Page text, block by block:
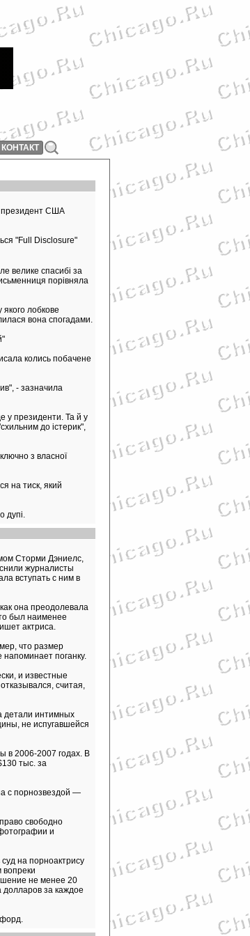
КОНТАКТ
президент США
"Full Disclosure"
велике спасибі за
порівняла
лобкове
вона спогадами.
колись побачене
- зазначила
у президенти. Та й у
до істерик",
з власної
на тиск, який
дупі.
Сторми Дэниелс,
журналисты
вступать с ним в
она преодолевала
был наименее
актриса.
что размер
поганку.
и известные
считая,
детали интимных
не испугавшейся
в 2006-2007 годах. В
тыс. за
с порнозвездой —
свободно
и
на порноактрису
вопреки
не менее 20
за каждое